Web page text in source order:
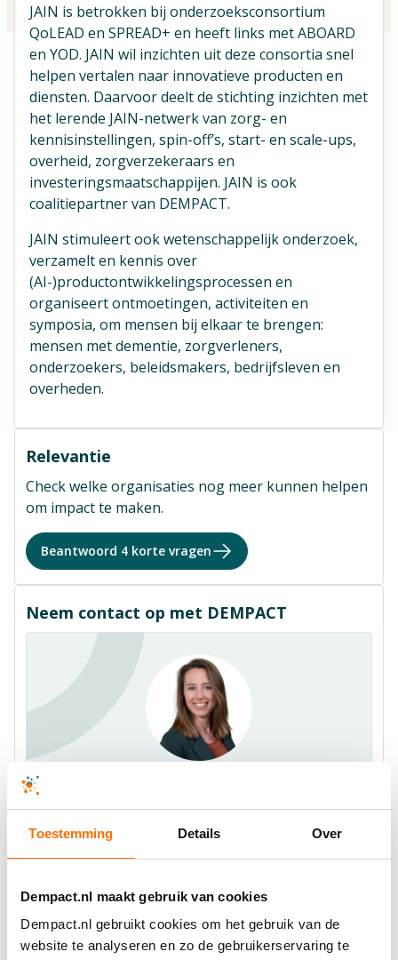
Toestemming Details Over
Dempact.nl maakt gebruik van cookies
Dempact.nl gebruikt cookies om het gebruik van de
website te analyseren en zo de gebruikerservaring te
JAIN is betrokken bij onderzoeksconsortium
QoLEAD en SPREAD+ en heeft links met ABOARD
en YOD. JAIN wil inzichten uit deze consortia snel
helpen vertalen naar innovatieve producten en
diensten. Daarvoor deelt de stichting inzichten met
het lerende JAIN-netwerk van zorg- en
kennisinstellingen, spin-off’s, start- en scale-ups,
overheid, zorgverzekeraars en
investeringsmaatschappijen. JAIN is ook
coalitiepartner van DEMPACT.
JAIN stimuleert ook wetenschappelijk onderzoek,
verzamelt en kennis over
(AI-)productontwikkelingsprocessen en
organiseert ontmoetingen, activiteiten en
symposia, om mensen bij elkaar te brengen:
mensen met dementie, zorgverleners,
onderzoekers, beleidsmakers, bedrijfsleven en
overheden.
Relevantie
Check welke organisaties nog meer kunnen helpen
om impact te maken.
Beantwoord 4 korte vragen
Neem contact op met DEMPACT
c.ensink@dempact.nl
+31622043561